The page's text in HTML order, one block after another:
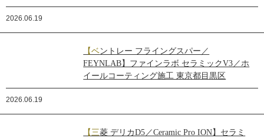
2026.06.19
【ベントレー フライングスパー／
FEYNLAB】ファインラボ セラミックV3／ホ
イールコーティング施工 東京都目黒区
2026.06.19
【三菱 デリカD5／Ceramic Pro ION】セラミ